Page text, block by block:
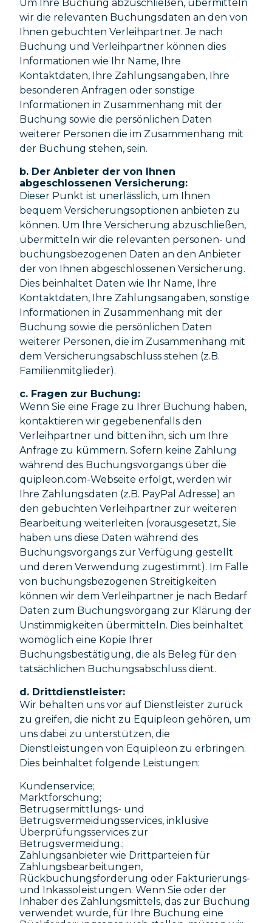
Um Ihre Buchung abzuschließen, übermitteln
wir die relevanten Buchungsdaten an den von
Ihnen gebuchten Verleihpartner. Je nach
Buchung und Verleihpartner können dies
Informationen wie Ihr Name, Ihre
Kontaktdaten, Ihre Zahlungsangaben, Ihre
besonderen Anfragen oder sonstige
Informationen in Zusammenhang mit der
Buchung sowie die persönlichen Daten
weiterer Personen die im Zusammenhang mit
der Buchung stehen, sein.
b. Der Anbieter der von Ihnen
abgeschlossenen Versicherung:
Dieser Punkt ist unerlässlich, um Ihnen
bequem Versicherungsoptionen anbieten zu
können. Um Ihre Versicherung abzuschließen,
übermitteln wir die relevanten personen- und
buchungsbezogenen Daten an den Anbieter
der von Ihnen abgeschlossenen Versicherung.
Dies beinhaltet Daten wie Ihr Name, Ihre
Kontaktdaten, Ihre Zahlungsangaben, sonstige
Informationen in Zusammenhang mit der
Buchung sowie die persönlichen Daten
weiterer Personen, die im Zusammenhang mit
dem Versicherungsabschluss stehen (z.B.
Familienmitglieder).
c. Fragen zur Buchung:
Wenn Sie eine Frage zu Ihrer Buchung haben,
kontaktieren wir gegebenenfalls den
Verleihpartner und bitten ihn, sich um Ihre
Anfrage zu kümmern. Sofern keine Zahlung
während des Buchungsvorgangs über die
quipleon.com-Webseite erfolgt, werden wir
Ihre Zahlungsdaten (z.B. PayPal Adresse) an
den gebuchten Verleihpartner zur weiteren
Bearbeitung weiterleiten (vorausgesetzt, Sie
haben uns diese Daten während des
Buchungsvorgangs zur Verfügung gestellt
und deren Verwendung zugestimmt). Im Falle
von buchungsbezogenen Streitigkeiten
können wir dem Verleihpartner je nach Bedarf
Daten zum Buchungsvorgang zur Klärung der
Unstimmigkeiten übermitteln. Dies beinhaltet
womöglich eine Kopie Ihrer
Buchungsbestätigung, die als Beleg für den
tatsächlichen Buchungsabschluss dient.
d. Drittdienstleister:
Wir behalten uns vor auf Dienstleister zurück
zu greifen, die nicht zu Equipleon gehören, um
uns dabei zu unterstützen, die
Dienstleistungen von Equipleon zu erbringen.
Dies beinhaltet folgende Leistungen:
Kundenservice;
Marktforschung;
Betrugsermittlungs- und
Betrugsvermeidungsservices, inklusive
Überprüfungsservices zur
Betrugsvermeidung.;
Zahlungsanbieter wie Drittparteien für
Zahlungsbearbeitungen,
Rückbuchungsforderung oder Fakturierungs-
und Inkassoleistungen. Wenn Sie oder der
Inhaber des Zahlungsmittels, das zur Buchung
verwendet wurde, für Ihre Buchung eine